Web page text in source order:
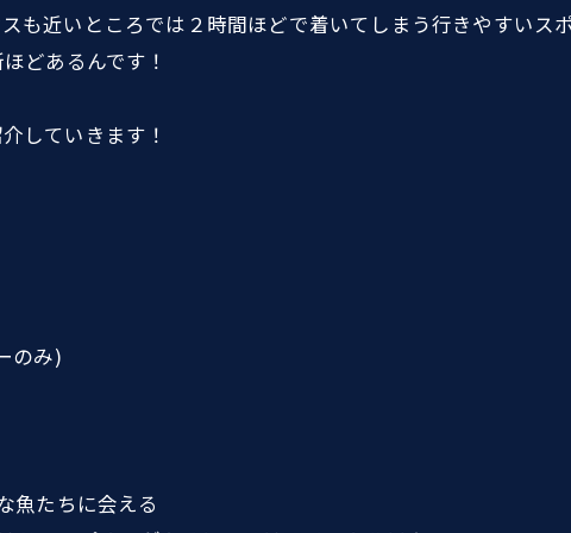
も近いところでは２時間ほどで着いてしまう行きやすいスポ
どあるんです！
していきます！
のみ)
魚たちに会える